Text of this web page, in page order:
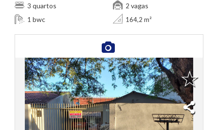
3 quartos
1 bwc
2 vagas
164,2 m²